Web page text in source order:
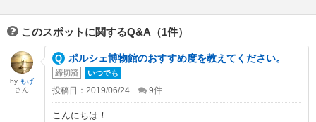
このスポットに関するQ&A（1件）
ポルシェ博物館のおすすめ度を教えてください。
締切済 いつでも
投稿日：2019/06/24 9件
こんにちは！
by もげ
さん